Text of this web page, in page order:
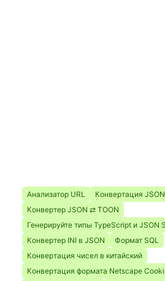
Анализатор URL
Конвертация
Конвертер JSON ⇄ TOON
Генерируйте типы TypeScript и JSON
Конвертер INI в JSON
Формат SQL
Конвертация чисел в китайский
Конвертация формата Netscape